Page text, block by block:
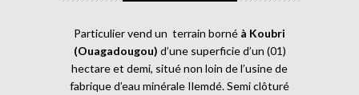
Particulier vend un terrain borné à Koubri
(Ouagadougou) d’une superficie d’un (01)
hectare et demi, situé non loin de l’usine de
fabrique d’eau minérale Ilemdé. Semi clôturé